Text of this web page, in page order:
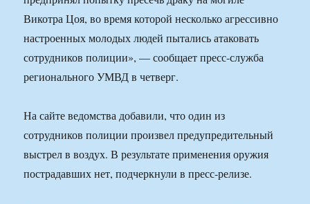
Викотра Цоя, во время которой несколько агрессивно
настроенных молодых людей пытались атаковать
сотрудников полиции», — сообщает пресс-служба
регионального УМВД в четверг.
На сайте ведомства добавили, что один из
сотрудников полиции произвел предупредительный
выстрел в воздух. В результате применения оружия
пострадавших нет, подчеркнули в пресс-релизе.